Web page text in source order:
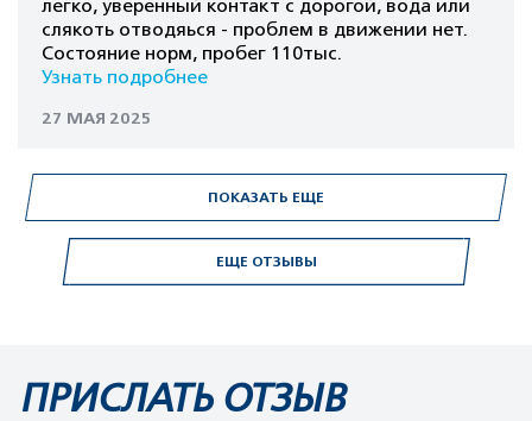
ЕЩЕ ОТЗЫВЫ
легко, уверенный контакт с дорогой, вода или
слякоть отводяься - проблем в движении нет.
Состояние норм, пробег 110тыс.
Узнать подробнее
27 МАЯ 2025
ПОКАЗАТЬ ЕЩЕ
ПРИСЛАТЬ ОТЗЫВ